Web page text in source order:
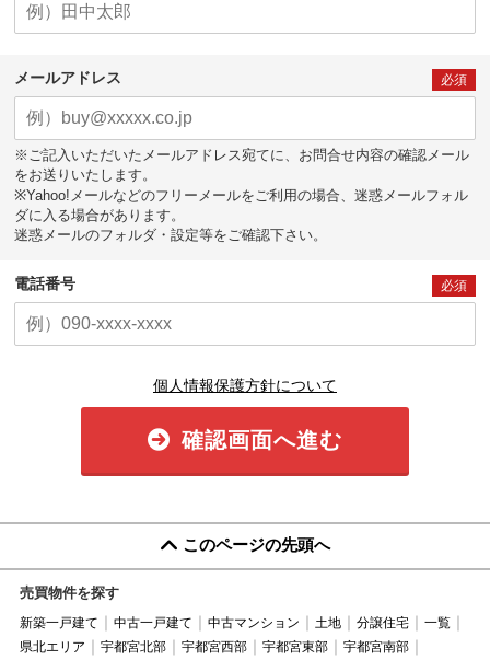
メールアドレス 必須
※ご記入いただいたメールアドレス宛てに、お問合せ内容の確認メール
をお送りいたします。
※Yahoo!メールなどのフリーメールをご利用の場合、迷惑メールフォル
ダに入る場合があります。
迷惑メールのフォルダ・設定等をご確認下さい。
電話番号 必須
個人情報保護方針について
確認画面へ進む
このページの先頭へ
売買物件を探す
新築一戸建て 中古一戸建て 中古マンション 土地 分譲住宅
一覧
県北エリア
宇都宮北部 宇都宮西部 宇都宮東部
宇都宮南部